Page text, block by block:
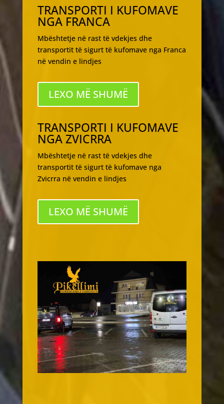
TRANSPORTI I KUFOMAVE
NGA FRANCA
Mbështetje në rast të vdekjes dhe
transportit të sigurt të kufomave nga Franca
në vendin e lindjes
LEXO MË SHUMË
TRANSPORTI I KUFOMAVE
NGA ZVICRRA
Mbështetje në rast të vdekjes dhe
transportit të sigurt të kufomave nga
Zvicrra në vendin e lindjes
LEXO MË SHUMË